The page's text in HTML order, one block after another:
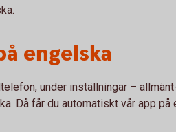
engelska
under inställningar –
Då får du automatiskt vår app på